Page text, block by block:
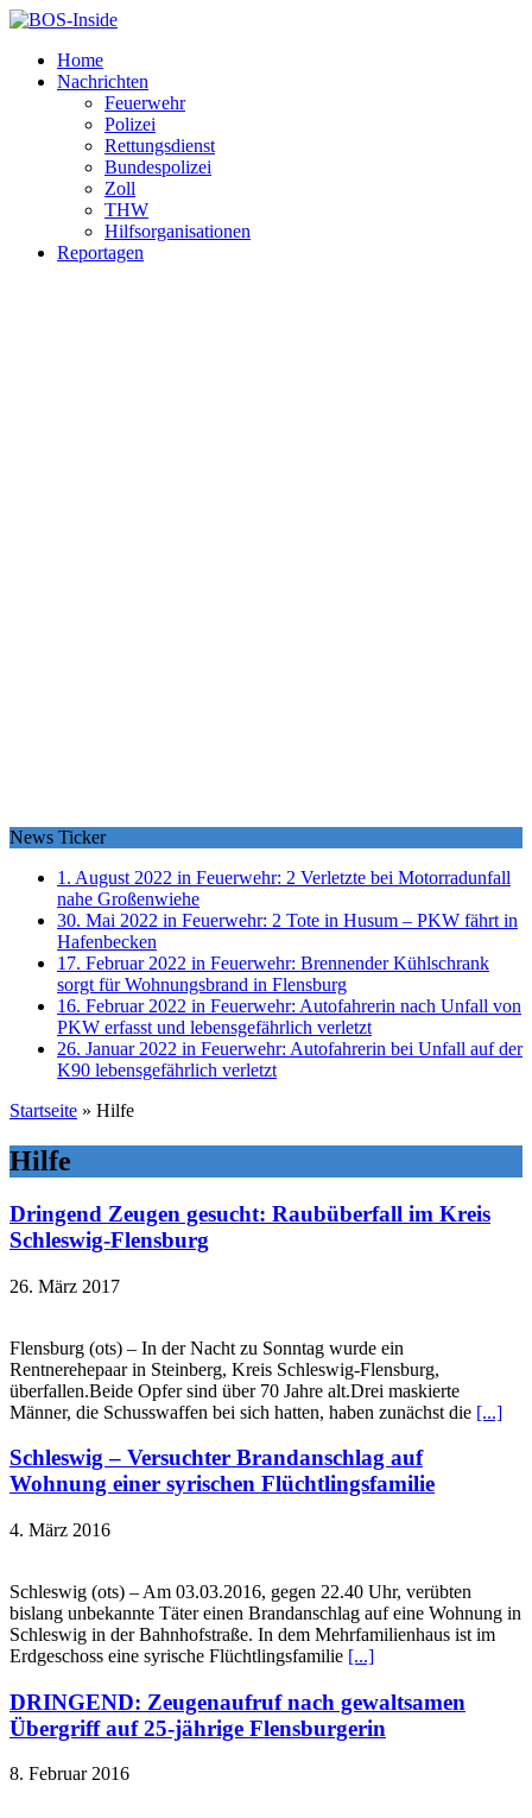
Home
Nachrichten
Feuerwehr
Polizei
Rettungsdienst
Bundespolizei
Zoll
THW
Hilfsorganisationen
Reportagen
News Ticker
1. August 2022 in Feuerwehr: 2 Verletzte bei Motorradunfall
nahe Großenwiehe
30. Mai 2022 in Feuerwehr: 2 Tote in Husum – PKW fährt in
Hafenbecken
17. Februar 2022 in Feuerwehr: Brennender Kühlschrank
sorgt für Wohnungsbrand in Flensburg
16. Februar 2022 in Feuerwehr: Autofahrerin nach Unfall von
PKW erfasst und lebensgefährlich verletzt
26. Januar 2022 in Feuerwehr: Autofahrerin bei Unfall auf der
K90 lebensgefährlich verletzt
Startseite » Hilfe
Hilfe
Dringend Zeugen gesucht: Raubüberfall im Kreis
Schleswig-Flensburg
26. März 2017
Flensburg (ots) – In der Nacht zu Sonntag wurde ein
Rentnerehepaar in Steinberg, Kreis Schleswig-Flensburg,
überfallen.Beide Opfer sind über 70 Jahre alt.Drei maskierte
Männer, die Schusswaffen bei sich hatten, haben zunächst die [...]
Schleswig – Versuchter Brandanschlag auf
Wohnung einer syrischen Flüchtlingsfamilie
4. März 2016
Schleswig (ots) – Am 03.03.2016, gegen 22.40 Uhr, verübten
bislang unbekannte Täter einen Brandanschlag auf eine Wohnung in
Schleswig in der Bahnhofstraße. In dem Mehrfamilienhaus ist im
Erdgeschoss eine syrische Flüchtlingsfamilie [...]
DRINGEND: Zeugenaufruf nach gewaltsamen
Übergriff auf 25-jährige Flensburgerin
8. Februar 2016